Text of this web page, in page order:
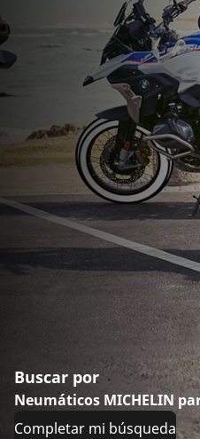
Buscar por
Neumáticos MICHELIN
Completar mi búsqueda